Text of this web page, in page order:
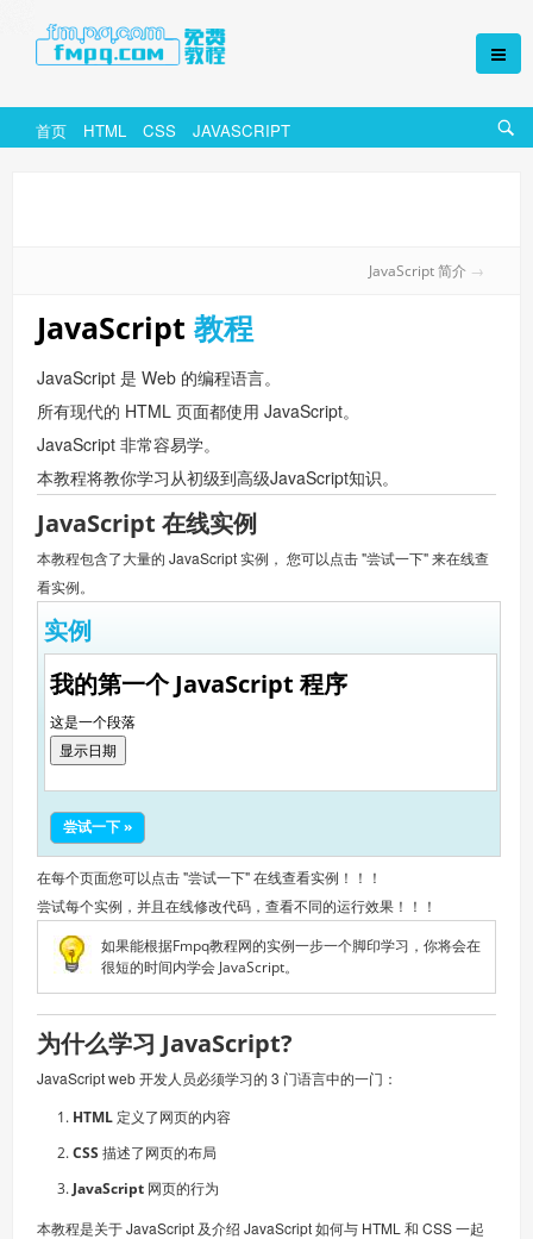
首页 HTML CSS JAVASCRIPT
JavaScript 简介 →
JavaScript 教程
JavaScript 是 Web 的编程语言。
所有现代的 HTML 页面都使用 JavaScript。
JavaScript 非常容易学。
本教程将教你学习从初级到高级JavaScript知识。
JavaScript 在线实例
本教程包含了大量的 JavaScript 实例， 您可以点击 "尝试一下" 来在线查
看实例。
实例
我的第一个 JavaScript 程序
这是一个段落
显示日期
尝试一下 »
在每个页面您可以点击 "尝试一下" 在线查看实例！！！
尝试每个实例，并且在线修改代码，查看不同的运行效果！！！
如果能根据Fmpq教程网的实例一步一个脚印学习，你将会在
很短的时间内学会 JavaScript。
为什么学习 JavaScript?
JavaScript web 开发人员必须学习的 3 门语言中的一门：
HTML 定义了网页的内容
CSS 描述了网页的布局
JavaScript 网页的行为
本教程是关于 JavaScript 及介绍 JavaScript 如何与 HTML 和 CSS 一起